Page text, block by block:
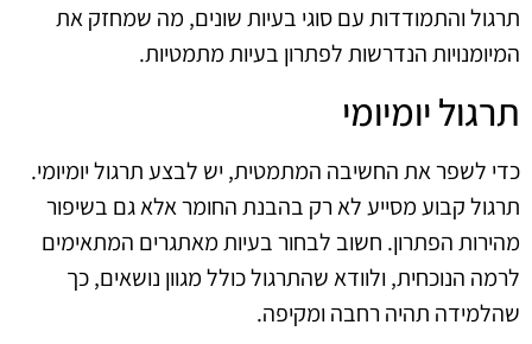
תרגול והתמודדות עם סוגי בעיות שונים, מה שמחזק את
המיומנויות הנדרשות לפתרון בעיות מתמטיות.
תרגול יומיומי
כדי לשפר את החשיבה המתמטית, יש לבצע תרגול יומיומי.
תרגול קבוע מסייע לא רק בהבנת החומר אלא גם בשיפור
מהירות הפתרון. חשוב לבחור בעיות מאתגרים המתאימים
לרמה הנוכחית, ולוודא שהתרגול כולל מגוון נושאים, כך
שהלמידה תהיה רחבה ומקיפה.